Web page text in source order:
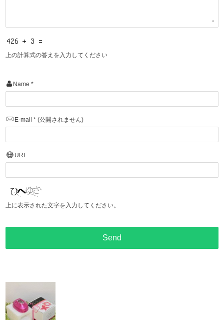
上の計算式の答えを入力してください
Name *
E-mail * (公開されません)
URL
上に表示された文字を入力してください。